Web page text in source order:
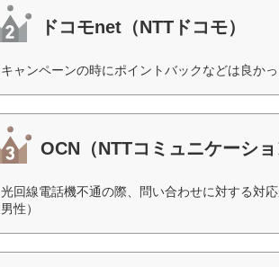
ドコモnet（NTTドコモ）
キャンペーンの時にポイントバックなどは良か
OCN（NTTコミュニケーショ
光回線電話機不通の際、問い合わせに対する対
男性）